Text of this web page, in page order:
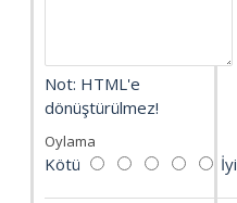
Not: HTML'e
dönüştürülmez!
Oylama
Kötü İyi